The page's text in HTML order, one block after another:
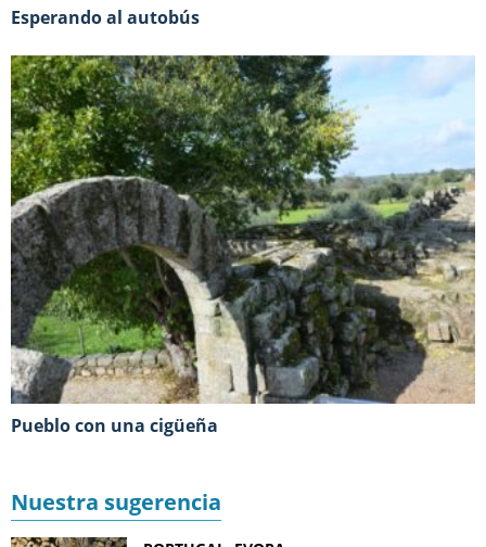
Esperando al autobús
Pueblo con una cigüeña
Nuestra sugerencia